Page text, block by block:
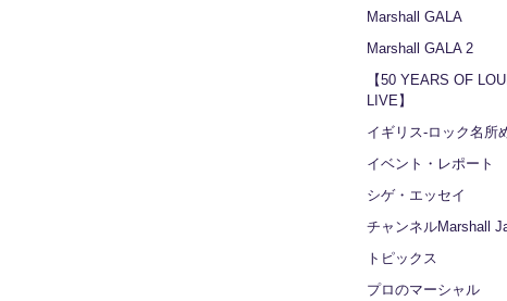
Marshall GALA
Marshall GALA 2
【50 YEARS OF
LIVE】
イギリス‐ロック名所
イベント・レポート
シゲ・エッセイ
チャンネルMarshall
トピックス
プロのマーシャル